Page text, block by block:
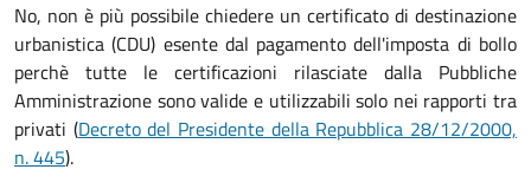
No, non è più possibile chiedere un certificato di destinazione
urbanistica (CDU) esente dal pagamento dell'imposta di bollo
perchè tutte le certificazioni rilasciate dalla Pubbliche
Amministrazione sono valide e utilizzabili solo nei rapporti tra
privati (Decreto del Presidente della Repubblica 28/12/2000,
n. 445).